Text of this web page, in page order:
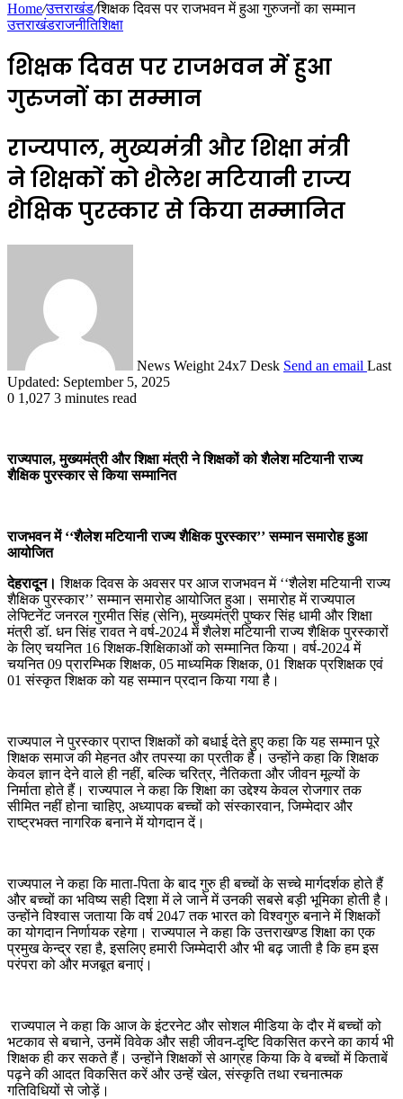
Home/उत्तराखंड/शिक्षक दिवस पर राजभवन में हुआ गुरुजनों का सम्मान
उत्तराखंडराजनीतिशिक्षा
शिक्षक दिवस पर राजभवन में हुआ
गुरुजनों का सम्मान
राज्यपाल, मुख्यमंत्री और शिक्षा मंत्री
ने शिक्षकों को शैलेश मटियानी राज्य
शैक्षिक पुरस्कार से किया सम्मानित
News Weight 24x7 Desk Send an email Last
Updated: September 5, 2025
0 1,027 3 minutes read
राज्यपाल, मुख्यमंत्री और शिक्षा मंत्री ने शिक्षकों को शैलेश मटियानी राज्य
शैक्षिक पुरस्कार से किया सम्मानित
राजभवन में ‘‘शैलेश मटियानी राज्य शैक्षिक पुरस्कार’’ सम्मान समारोह हुआ
आयोजित
देहरादून। शिक्षक दिवस के अवसर पर आज राजभवन में ‘‘शैलेश मटियानी राज्य
शैक्षिक पुरस्कार’’ सम्मान समारोह आयोजित हुआ। समारोह में राज्यपाल
लेफ्टिनेंट जनरल गुरमीत सिंह (सेनि), मुख्यमंत्री पुष्कर सिंह धामी और शिक्षा
मंत्री डॉ. धन सिंह रावत ने वर्ष-2024 में शैलेश मटियानी राज्य शैक्षिक पुरस्कारों
के लिए चयनित 16 शिक्षक-शिक्षिकाओं को सम्मानित किया। वर्ष-2024 में
चयनित 09 प्रारम्भिक शिक्षक, 05 माध्यमिक शिक्षक, 01 शिक्षक प्रशिक्षक एवं
01 संस्कृत शिक्षक को यह सम्मान प्रदान किया गया है।
राज्यपाल ने पुरस्कार प्राप्त शिक्षकों को बधाई देते हुए कहा कि यह सम्मान पूरे
शिक्षक समाज की मेहनत और तपस्या का प्रतीक है। उन्होंने कहा कि शिक्षक
केवल ज्ञान देने वाले ही नहीं, बल्कि चरित्र, नैतिकता और जीवन मूल्यों के
निर्माता होते हैं। राज्यपाल ने कहा कि शिक्षा का उद्देश्य केवल रोजगार तक
सीमित नहीं होना चाहिए, अध्यापक बच्चों को संस्कारवान, जिम्मेदार और
राष्ट्रभक्त नागरिक बनाने में योगदान दें।
राज्यपाल ने कहा कि माता-पिता के बाद गुरु ही बच्चों के सच्चे मार्गदर्शक होते हैं
और बच्चों का भविष्य सही दिशा में ले जाने में उनकी सबसे बड़ी भूमिका होती है।
उन्होंने विश्वास जताया कि वर्ष 2047 तक भारत को विश्वगुरु बनाने में शिक्षकों
का योगदान निर्णायक रहेगा। राज्यपाल ने कहा कि उत्तराखण्ड शिक्षा का एक
प्रमुख केन्द्र रहा है, इसलिए हमारी जिम्मेदारी और भी बढ़ जाती है कि हम इस
परंपरा को और मजबूत बनाएं।
राज्यपाल ने कहा कि आज के इंटरनेट और सोशल मीडिया के दौर में बच्चों को
भटकाव से बचाने, उनमें विवेक और सही जीवन-दृष्टि विकसित करने का कार्य भी
शिक्षक ही कर सकते हैं। उन्होंने शिक्षकों से आग्रह किया कि वे बच्चों में किताबें
पढ़ने की आदत विकसित करें और उन्हें खेल, संस्कृति तथा रचनात्मक
गतिविधियों से जोड़ें।